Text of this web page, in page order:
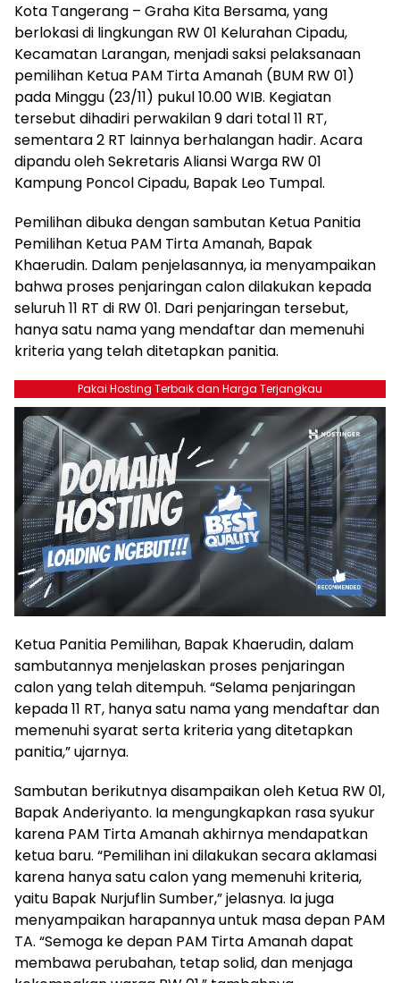
Kota Tangerang – Graha Kita Bersama, yang
berlokasi di lingkungan RW 01 Kelurahan Cipadu,
Kecamatan Larangan, menjadi saksi pelaksanaan
pemilihan Ketua PAM Tirta Amanah (BUM RW 01)
pada Minggu (23/11) pukul 10.00 WIB. Kegiatan
tersebut dihadiri perwakilan 9 dari total 11 RT,
sementara 2 RT lainnya berhalangan hadir. Acara
dipandu oleh Sekretaris Aliansi Warga RW 01
Kampung Poncol Cipadu, Bapak Leo Tumpal.
Pemilihan dibuka dengan sambutan Ketua Panitia
Pemilihan Ketua PAM Tirta Amanah, Bapak
Khaerudin. Dalam penjelasannya, ia menyampaikan
bahwa proses penjaringan calon dilakukan kepada
seluruh 11 RT di RW 01. Dari penjaringan tersebut,
hanya satu nama yang mendaftar dan memenuhi
kriteria yang telah ditetapkan panitia.
Pakai Hosting Terbaik dan Harga Terjangkau
Ketua Panitia Pemilihan, Bapak Khaerudin, dalam
sambutannya menjelaskan proses penjaringan
calon yang telah ditempuh. “Selama penjaringan
kepada 11 RT, hanya satu nama yang mendaftar dan
memenuhi syarat serta kriteria yang ditetapkan
panitia,” ujarnya.
Sambutan berikutnya disampaikan oleh Ketua RW 01,
Bapak Anderiyanto. Ia mengungkapkan rasa syukur
karena PAM Tirta Amanah akhirnya mendapatkan
ketua baru. “Pemilihan ini dilakukan secara aklamasi
karena hanya satu calon yang memenuhi kriteria,
yaitu Bapak Nurjuflin Sumber,” jelasnya. Ia juga
menyampaikan harapannya untuk masa depan PAM
TA. “Semoga ke depan PAM Tirta Amanah dapat
membawa perubahan, tetap solid, dan menjaga